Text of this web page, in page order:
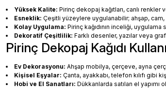
Yüksek Kalite: Pirinç dekopaj kağıtları, canlı
Esneklik: Çeşitli yüzeylere uygulanabilir; ahşap,
Kolay Uygulama: Pirinç kağıdının inceliği,
Dekoratif Çeşitlilik: Farklı desenler, yazılar veya
Pirinç Dekopaj Kağıdı
Ev Dekorasyonu: Ahşap mobilya, çerçeve, ayna
Kişisel Eşyalar: Çanta, ayakkabı, telefon kılıfı gibi
Hobi ve El Sanatları: Dükkanlarda satılan el